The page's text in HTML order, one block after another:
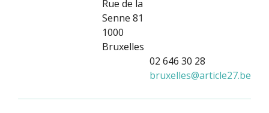
Rue de la
Senne 81
1000
Bruxelles
02 646 30 28
bruxelles@article27.be